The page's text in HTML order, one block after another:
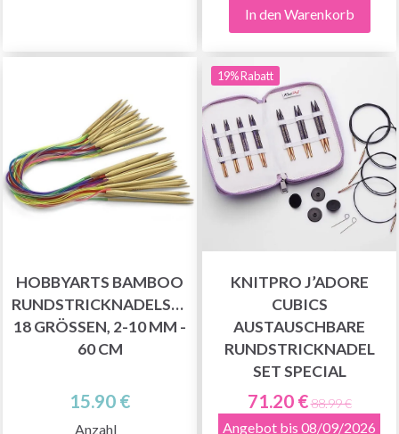
In den Warenkorb
HOBBYARTS BAMBOO
RUNDSTRICKNADELSET,
18 GRÖSSEN, 2-10 MM - 6
0 CM
15.90 €
Anzahl
19% Rabatt
KNITPRO J’ADORE
CUBICS
AUSTAUSCHBARE
RUNDSTRICKNADEL
SET SPECIAL
71.20 €88.99 €
Angebot bis 08/09/2026